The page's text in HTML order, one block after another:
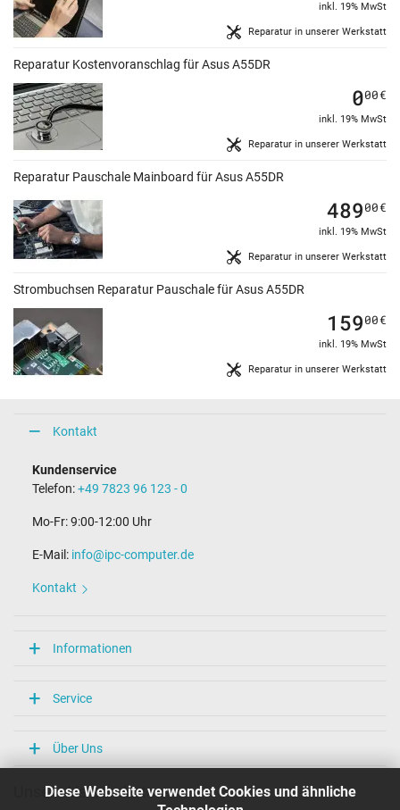
Diese Webseite verwendet Cookies und ähnliche
Reparatur in unserer Werkstatt
inkl. 19% MwSt
Reparatur Kostenvoranschlag für Asus A55DR
Reparatur in unserer Werkstatt
000€
inkl. 19% MwSt
Reparatur Pauschale Mainboard für Asus A55DR
Reparatur in unserer Werkstatt
48900€
inkl. 19% MwSt
Strombuchsen Reparatur Pauschale für Asus A55DR
Reparatur in unserer Werkstatt
15900€
inkl. 19% MwSt
Kontakt
Kundenservice
Telefon:+49 7823 96 123 - 0
Mo-Fr: 9:00-12:00 Uhr
E-Mail: info@ipc-computer.de
Kontakt
Informationen
Service
Über Uns
Unsere Versandarten